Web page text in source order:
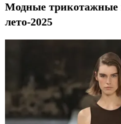
Модные трикотажные
лето-2025